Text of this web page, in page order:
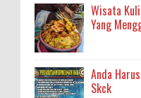
Wisata
Yang
Anda
Skck